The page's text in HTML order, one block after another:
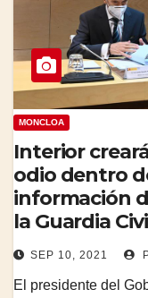
MONCLOA
Interior
odio dentro
información
la Guardia
SEP 10, 2021
El presidente del